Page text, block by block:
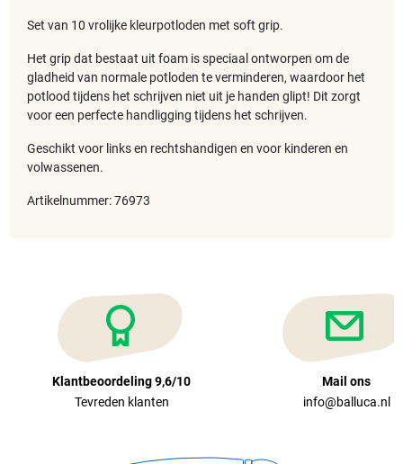
Set van 10 vrolijke kleurpotloden met soft grip.
Het grip dat bestaat uit foam is speciaal ontworpen om de
gladheid van normale potloden te verminderen, waardoor het
potlood tijdens het schrijven niet uit je handen glipt! Dit zorgt
voor een perfecte handligging tijdens het schrijven.
Geschikt voor links en rechtshandigen en voor kinderen en
volwassenen.
Artikelnummer: 76973
Klantbeoordeling 9,6/10
Tevreden klanten
Mail ons
info@balluca.nl